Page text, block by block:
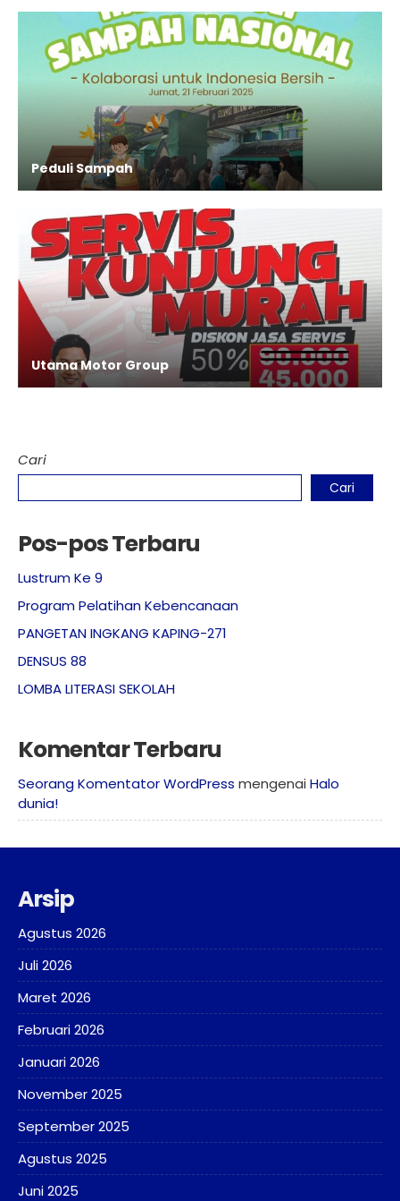
Peduli Sampah
Utama Motor Group
Cari
Cari
Pos-pos Terbaru
Lustrum Ke 9
Program Pelatihan Kebencanaan
PANGETAN INGKANG KAPING-271
DENSUS 88
LOMBA LITERASI SEKOLAH
Komentar Terbaru
Seorang Komentator WordPress mengenai Halo
dunia!
Arsip
Agustus 2026
Juli 2026
Maret 2026
Februari 2026
Januari 2026
November 2025
September 2025
Agustus 2025
Juni 2025